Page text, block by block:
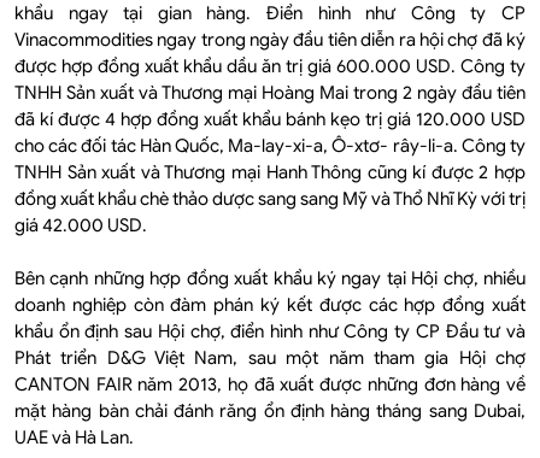
khẩu ngay tại gian hàng. Điển hình như Công ty CP
Vinacommodities ngay trong ngày đầu tiên diễn ra hội chợ đã ký
được hợp đồng xuất khẩu dầu ăn trị giá 600.000 USD. Công ty
TNHH Sản xuất và Thương mại Hoàng Mai trong 2 ngày đầu tiên
đã kí được 4 hợp đồng xuất khẩu bánh kẹo trị giá 120.000 USD
cho các đối tác Hàn Quốc, Ma-lay-xi-a, Ô-xtơ- rây-li-a. Công ty
TNHH Sản xuất và Thương mại Hanh Thông cũng kí được 2 hợp
đồng xuất khẩu chè thảo dược sang sang Mỹ và Thổ Nhĩ Kỳ với trị
giá 42.000 USD.
Bên cạnh những hợp đồng xuất khẩu ký ngay tại Hội chợ, nhiều
doanh nghiệp còn đàm phán ký kết được các hợp đồng xuất
khẩu ổn định sau Hội chợ, điển hình như Công ty CP Đầu tư và
Phát triển D&G Việt Nam, sau một năm tham gia Hội chợ
CANTON FAIR năm 2013, họ đã xuất được những đơn hàng về
mặt hàng bàn chải đánh răng ổn định hàng tháng sang Dubai,
UAE và Hà Lan.